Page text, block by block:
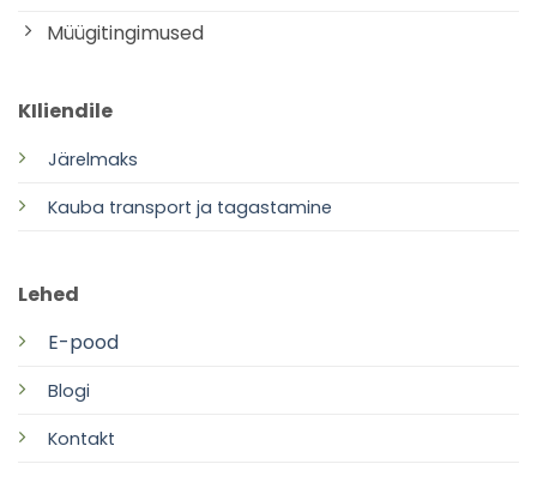
KIliendile
Järelmaks
Kauba transport ja tagastamine
Lehed
E-pood
Blogi
Kontakt
Müügitingimused